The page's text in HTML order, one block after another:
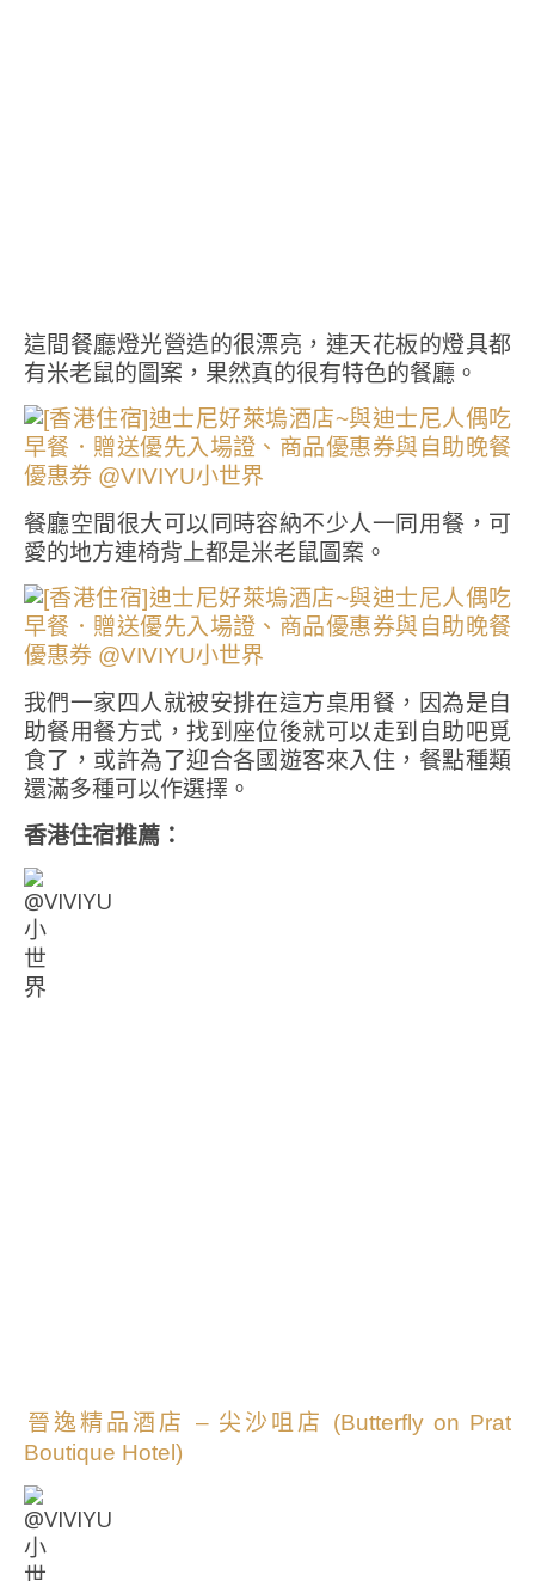
這間餐廳燈光營造的很漂亮，連天花板的燈具都
有米老鼠的圖案，果然真的很有特色的餐廳。
餐廳空間很大可以同時容納不少人一同用餐，可
愛的地方連椅背上都是米老鼠圖案。
我們一家四人就被安排在這方桌用餐，因為是自
助餐用餐方式，找到座位後就可以走到自助吧覓
食了，或許為了迎合各國遊客來入住，餐點種類
還滿多種可以作選擇。
香港住宿推薦：
晉逸精品酒店 – 尖沙咀店 (Butterfly on Prat
Boutique Hotel)